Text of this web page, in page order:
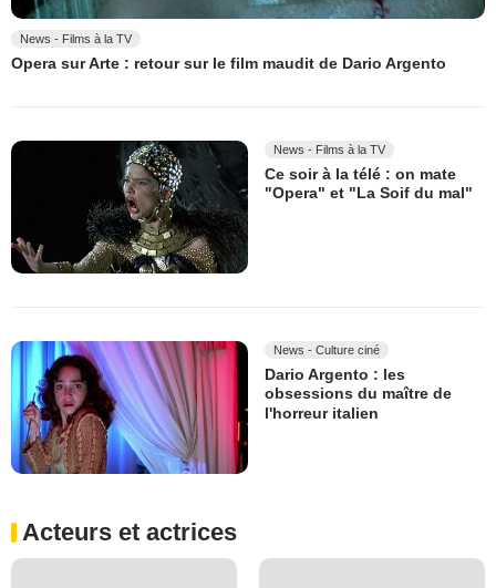
News - Films à la TV
Opera sur Arte : retour sur le film maudit de Dario Argento
News - Films à la TV
Ce soir à la télé : on mate
"Opera" et "La Soif du mal"
News - Culture ciné
Dario Argento : les
obsessions du maître de
l'horreur italien
Acteurs et actrices